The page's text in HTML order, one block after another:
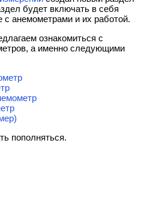
будет включать в себя
с анемометрами и их работой.
ознакомиться с
а именно следующими
пополняться.